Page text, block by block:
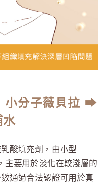
小分子薇貝拉 ⮕
水
酸填充劑，由小型
主要用於淡化在較淺層的
通過合法認證可用於真